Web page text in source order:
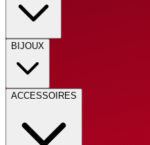
BIJOUX
ACCESSOIRES